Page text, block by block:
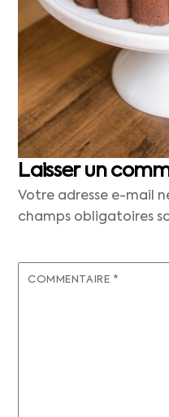
Laisser un
Votre adresse e-mail
champs obligatoires
COMMENTAIRE *